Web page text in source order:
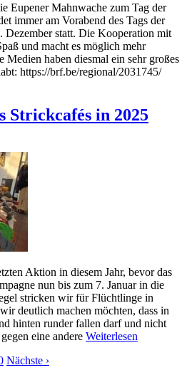
Eupener Mahnwache zum Tag der
immer am Vorabend des Tags der
Dezember statt. Die Kooperation mit
und macht es möglich mehr
Medien haben diesmal ein sehr großes
https://brf.be/regional/2031745/
Strickcafés in 2025
Aktion in diesem Jahr, bevor das
nun bis zum 7. Januar in die
stricken wir für Flüchtlinge in
deutlich machen möchten, dass in
hinten runder fallen darf und nicht
eine andere Weiterlesen
Nächste ›